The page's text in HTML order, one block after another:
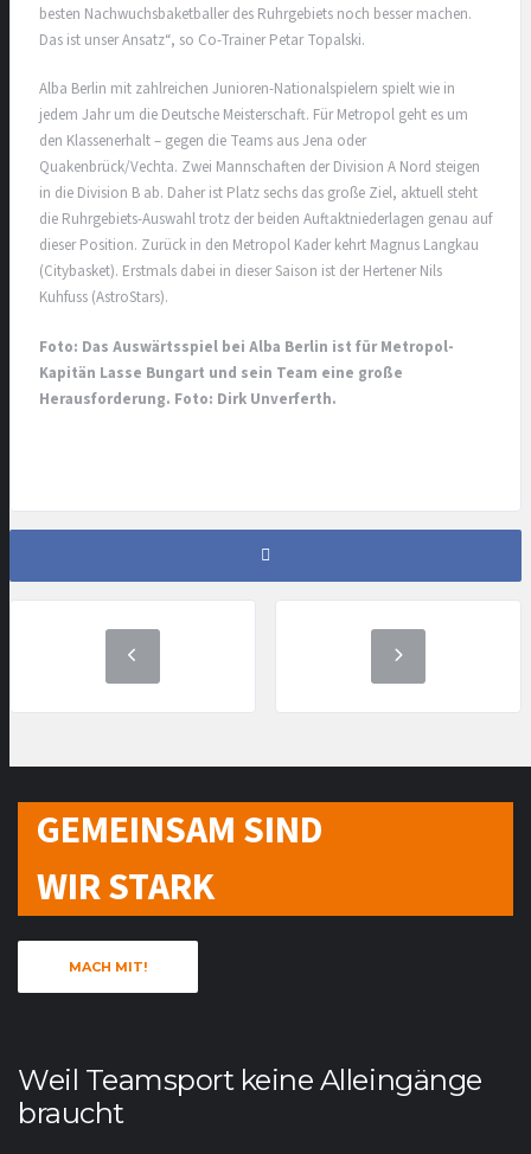
besten Nachwuchsbaketballer des Ruhrgebiets noch besser machen.
Das ist unser Ansatz“, so Co-Trainer Petar Topalski.
Alba Berlin mit zahlreichen Junioren-Nationalspielern spielt wie in
jedem Jahr um die Deutsche Meisterschaft. Für Metropol geht es um
den Klassenerhalt – gegen die Teams aus Jena oder
Quakenbrück/Vechta. Zwei Mannschaften der Division A Nord steigen
in die Division B ab. Daher ist Platz sechs das große Ziel, aktuell steht
die Ruhrgebiets-Auswahl trotz der beiden Auftaktniederlagen genau auf
dieser Position. Zurück in den Metropol Kader kehrt Magnus Langkau
(Citybasket). Erstmals dabei in dieser Saison ist der Hertener Nils
Kuhfuss (AstroStars).
Foto: Das Auswärtsspiel bei Alba Berlin ist für Metropol-
Kapitän Lasse Bungart und sein Team eine große
Herausforderung. Foto: Dirk Unverferth.
GEMEINSAM SIND
WIR STARK
MACH MIT!
Weil Teamsport keine Alleingänge
braucht